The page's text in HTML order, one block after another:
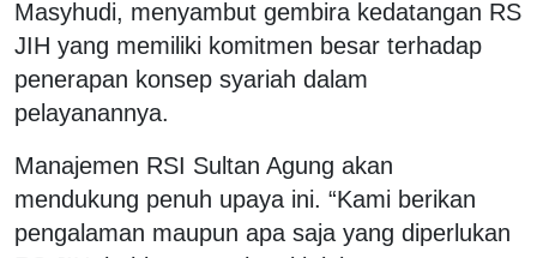
Masyhudi, menyambut gembira kedatangan RS
JIH yang memiliki komitmen besar terhadap
penerapan konsep syariah dalam
pelayanannya.
Manajemen RSI Sultan Agung akan
mendukung penuh upaya ini. “Kami berikan
pengalaman maupun apa saja yang diperlukan